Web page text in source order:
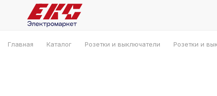
Главная Каталог Розетки и выключатели Розетки и